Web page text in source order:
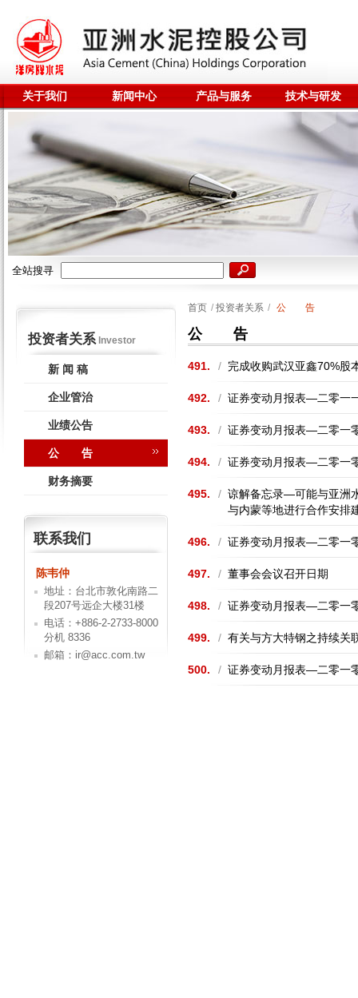
关于我们 新闻中心 产品与服务 技术与研发
全站搜寻
投资者关系Investor
新 闻 稿
企业管治
业绩公告
公 告
财务摘要
联系我们
陈韦仲
地址：台北市敦化南路二
段207号远企大楼31楼
电话：+886-2-2733-8000
分机 8336
邮箱：ir@acc.com.tw
首页 / 投资者关系 / 公 告
公 告
491. / 完成收购武汉亚鑫70%股
492. / 证券变动月报表—二零一
493. / 证券变动月报表—二零一
494. / 证券变动月报表—二零一
495. / 谅解备忘录—可能与亚洲
与内蒙等地进行合作安排
496. / 证券变动月报表—二零一
497. / 董事会会议召开日期
498. / 证券变动月报表—二零一
499. / 有关与方大特钢之持续关
500. / 证券变动月报表—二零一